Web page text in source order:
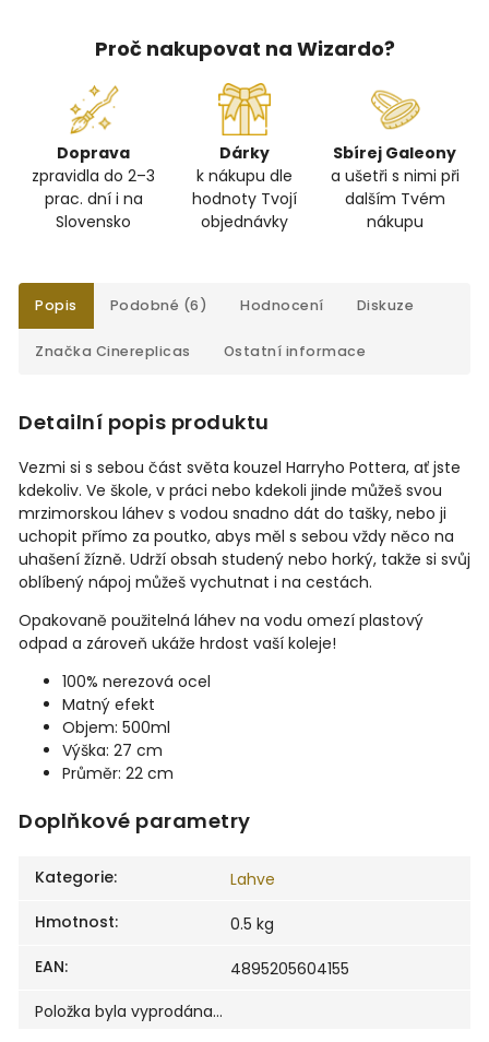
Proč nakupovat na Wizardo?
Doprava
zpravidla do 2–3
prac. dní i na
Slovensko
Dárky
k nákupu dle
hodnoty Tvojí
objednávky
Sbírej Galeony
a ušetři s nimi při
dalším Tvém
nákupu
Popis Podobné (6) Hodnocení Diskuze
Značka Cinereplicas Ostatní informace
Detailní popis produktu
Vezmi si s sebou část světa kouzel Harryho Pottera, ať jste
kdekoliv. Ve škole, v práci nebo kdekoli jinde můžeš svou
mrzimorskou láhev s vodou snadno dát do tašky, nebo ji
uchopit přímo za poutko, abys měl s sebou vždy něco na
uhašení žízně. Udrží obsah studený nebo horký, takže si svůj
oblíbený nápoj můžeš vychutnat i na cestách.
Opakovaně použitelná láhev na vodu omezí plastový
odpad a zároveň ukáže hrdost vaší koleje!
100% nerezová ocel
Matný efekt
Objem: 500ml
Výška: 27 cm
Průměr: 22 cm
Doplňkové parametry
Kategorie:
Lahve
Hmotnost:
0.5 kg
EAN:
4895205604155
Položka byla vyprodána…